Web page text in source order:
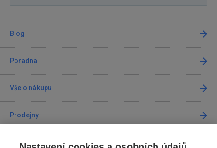
Blog
Poradna
Vše o nákupu
Prodejny
Kontakt